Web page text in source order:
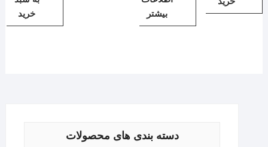
بیشتر
خرید
دسته بندی های محصولات